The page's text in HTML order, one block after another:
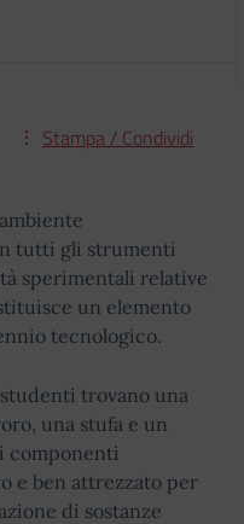
Stampa / Condividi
tutti gli strumenti
sperimentali relative
un elemento
tecnologico.
trovano una
una stufa e un
componenti
e ben attrezzato per
di sostanze